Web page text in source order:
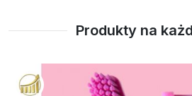
Produkty na